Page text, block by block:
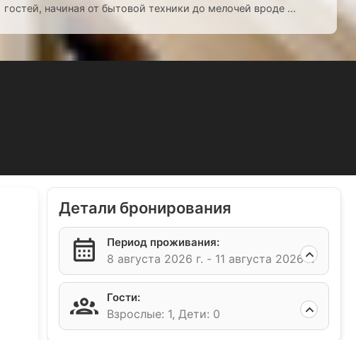
гостей, начиная от бытовой техники до мелочей вроде ...
Детали бронирования
Период проживания:
8 августа 2026 г. - 11 августа 2026 г.
Гости:
Взрослые: 1, Дети: 0